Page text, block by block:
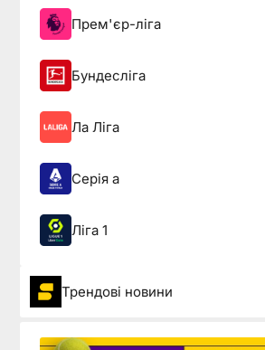
Прем'єр-ліга
Бундесліга
Ла Ліга
Серія а
Ліга 1
Трендові новини